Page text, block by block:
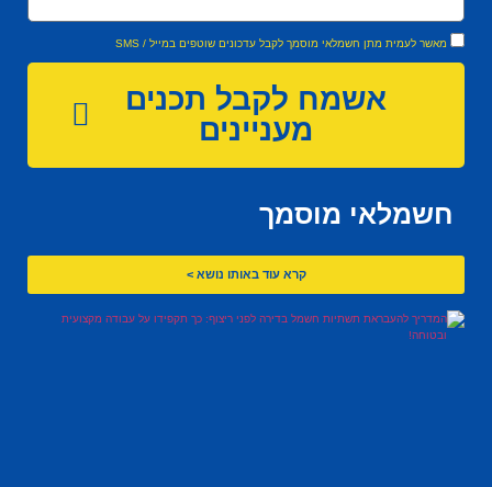
מאשר לעמית מתן חשמלאי מוסמך לקבל עדכונים שוטפים במייל / SMS
אשמח לקבל תכנים
מעניינים
חשמלאי מוסמך
קרא עוד באותו נושא >